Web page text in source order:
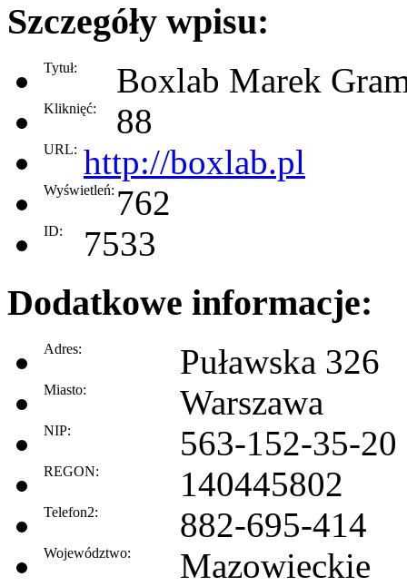
Szczegóły wpisu:
Tytuł: Boxlab Marek
Kliknięć: 88
URL: http://boxlab.pl
Wyświetleń: 762
ID: 7533
Dodatkowe informacje:
Adres: Puławska 326
Miasto: Warszawa
NIP: 563-152-35-20
REGON: 140445802
Telefon2: 882-695-414
Województwo: Mazowieckie